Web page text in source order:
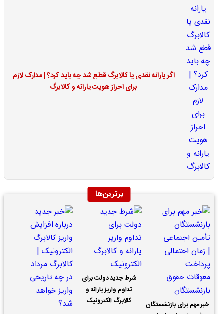
اگر یارانه نقدی یا کالابرگ قطع شد چه باید کرد؟ | مدارک لازم
برای احراز هویت یارانه و کالابرگ
برترین‌ها
خبر مهم برای بازنشستگان
شرط جدید دولت برای
تداوم واریز یارانه و
کالابرگ الکترونیک